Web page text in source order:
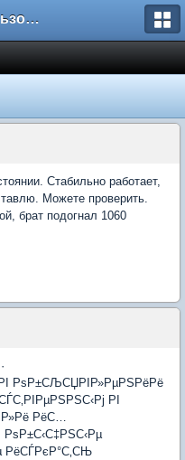
Форум пользователей ООО "Климовская сеть"
Стабильно работает,
Можете проверить.
брат подогнал 1060
РѕР±СЉСЏРІР»РµРЅРёРё
РІ
Р»Рё РёС…
РёСЃРєР°С‚СЊ